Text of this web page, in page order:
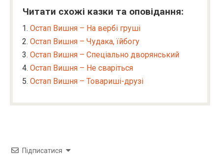
Читати схожі казки та оповідання:
Остап Вишня – На вербі груші
Остап Вишня – Чудака, їйбогу
Остап Вишня – Спеціально дворянський
Остап Вишня – Не сваріться
Остап Вишня – Товариші-друзі
Підписатися